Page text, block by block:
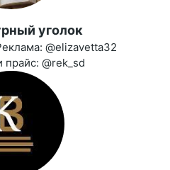
уголок
@elizavetta32
@rek_sd